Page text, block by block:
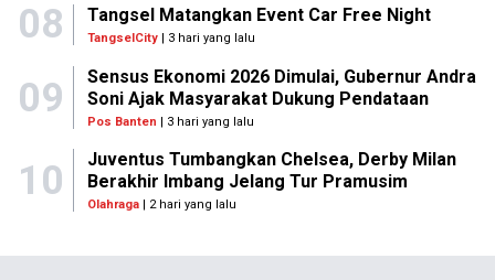
08 Tangsel Matangkan Event Car Free Night
TangselCity | 3 hari yang lalu
09
Sensus Ekonomi 2026 Dimulai, Gubernur Andra
Soni Ajak Masyarakat Dukung Pendataan
Pos Banten | 3 hari yang lalu
10
Juventus Tumbangkan Chelsea, Derby Milan
Berakhir Imbang Jelang Tur Pramusim
Olahraga| 2 hari yang lalu